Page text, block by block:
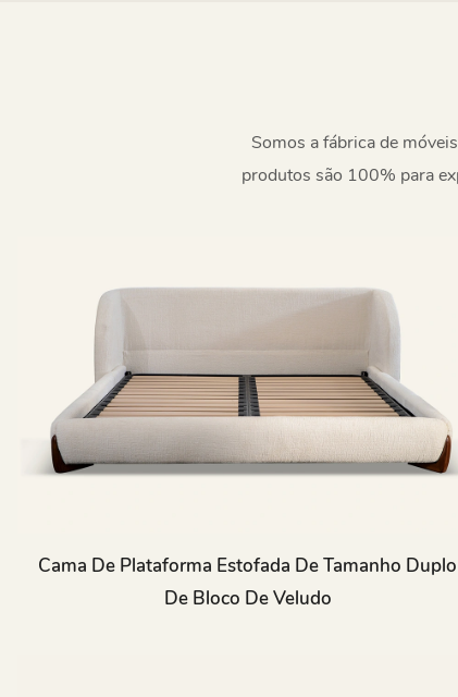
Somos a fábrica de
produtos são 100% para
Cama De Plataforma Estofada De Tamanho Duplo
De Bloco De Veludo